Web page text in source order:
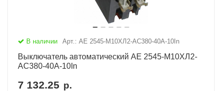
В наличии Арт.: АЕ 2545-М10ХЛ2-AC380-40А-10In
Выключатель автоматический АЕ 2545-М10ХЛ2-
AC380-40А-10In
7 132.25 р.